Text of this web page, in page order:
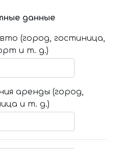
данные
(город, гостиница,
и т. д.)
аренды (город,
и т. д.)